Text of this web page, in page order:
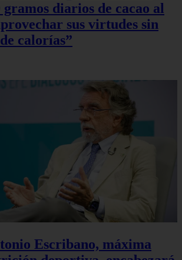
gramos diarios de cacao al
sus virtudes sin
calorías”
Escribano, máxima